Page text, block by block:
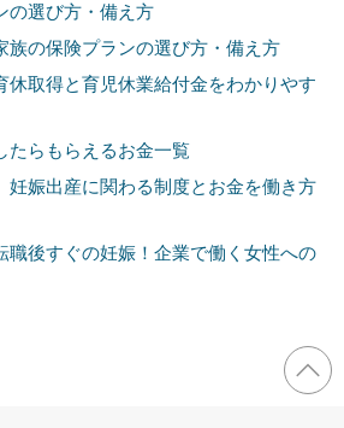
の選び方・備え方
族の保険プランの選び方・備え方
休取得と育児休業給付金をわかりやす
たらもらえるお金一覧
妊娠出産に関わる制度とお金を働き方
職後すぐの妊娠！企業で働く女性への